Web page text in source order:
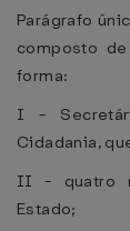
Parágrafo
composto
forma:
I -
Cidadania,
II - quatro
Estado;